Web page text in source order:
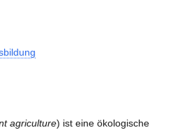
agriculture) ist eine ökologische